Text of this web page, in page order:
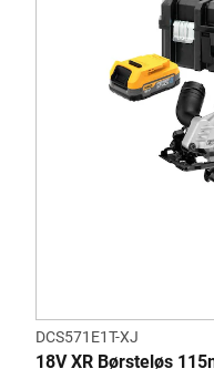
DCS571E1T-XJ
18V XR Børsteløs